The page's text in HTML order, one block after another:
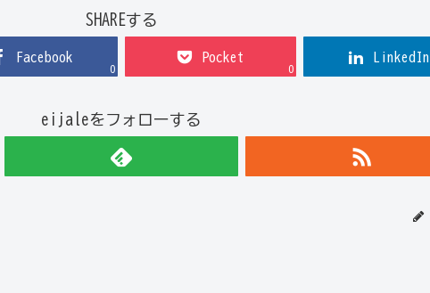
SHAREする
Facebook
0
Pocket
0
LinkedIn
eijaleをフォローする